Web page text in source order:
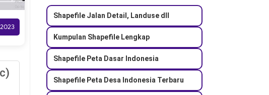
Shapefile Jalan Detail, Landuse dll
Kumpulan Shapefile Lengkap
Shapefile Peta Dasar Indonesia
Shapefile Peta Desa Indonesia Terbaru